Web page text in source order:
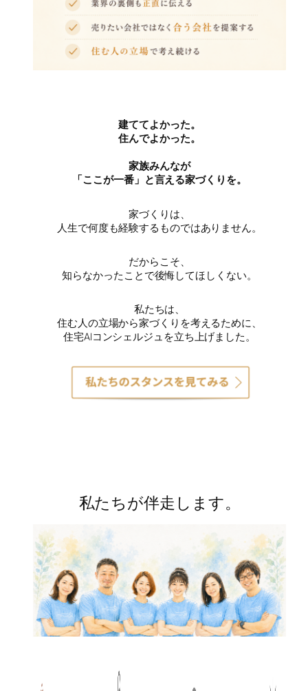
建ててよかった。
住んでよかった。
家族みんなが
「ここが一番」と言える家づくりを。
家づくりは、
人生で何度も経験するものではありません。
だからこそ、
知らなかったことで後悔してほしくない。
私たちは、
住む人の立場から家づくりを考えるために、
住宅AIコンシェルジュを立ち上げました。
私たちが伴走します。